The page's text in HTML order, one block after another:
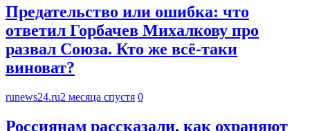
Предательство или ошибка: что
ответил Горбачев Михалкову про
развал Союза. Кто же всё-таки
виноват?
runews24.ru2 месяца спустя 0
Россиянам рассказали, как охраняют